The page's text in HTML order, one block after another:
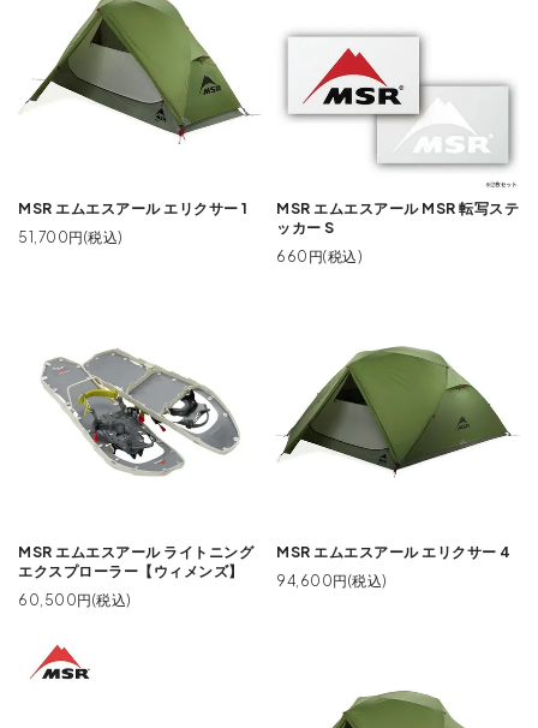
MSR エムエスアール エリクサー 1
51,700円(税込)
MSR エムエスアール MSR 転写ステ
ッカー S
660円(税込)
MSR エムエスアール ライトニング
エクスプローラー【ウィメンズ】
60,500円(税込)
MSR エムエスアール エリクサー 4
94,600円(税込)